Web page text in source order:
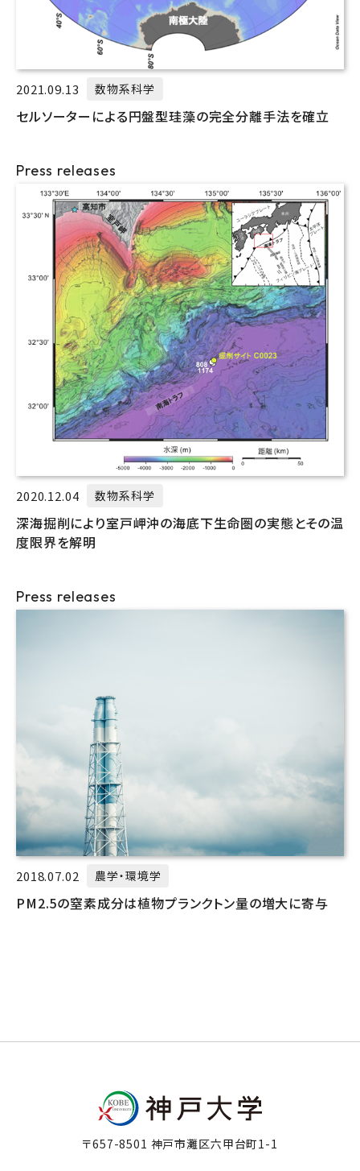
2021.09.13 数物系科学
セルソーターによる円盤型珪藻の完全分離手法を確立
Press releases
2020.12.04 数物系科学
深海掘削により室戸岬沖の海底下生命圏の実態とその温
度限界を解明
Press releases
2018.07.02 農学・環境学
PM2.5の窒素成分は植物プランクトン量の増大に寄与
〒657-8501 神戸市灘区六甲台町1-1